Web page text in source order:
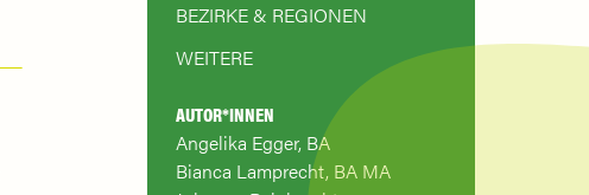
BEZIRKE & REGIONEN
WEITERE
AUTOR*INNEN
Angelika Egger, BA
Bianca Lamprecht, BA MA